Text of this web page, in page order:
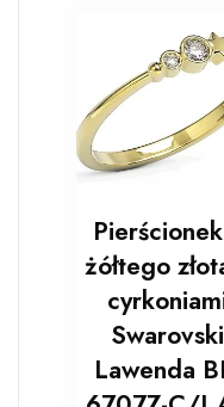
żółtego
Swarovski
Lawenda